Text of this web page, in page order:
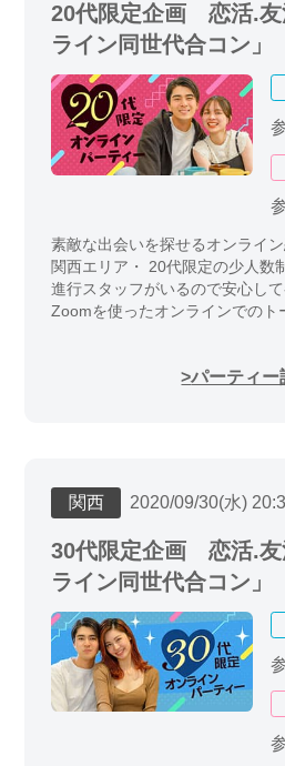
20代限定企画 恋活.友
ライン同世代合コン」
素敵な出会いを探せるオンライ
関西エリア・ 20代限定の少人数
進行スタッフがいるので安心して
Zoomを使ったオンラインでのト
パーティー
関西 2020/09/30(水)
30代限定企画 恋活.友
ライン同世代合コン」